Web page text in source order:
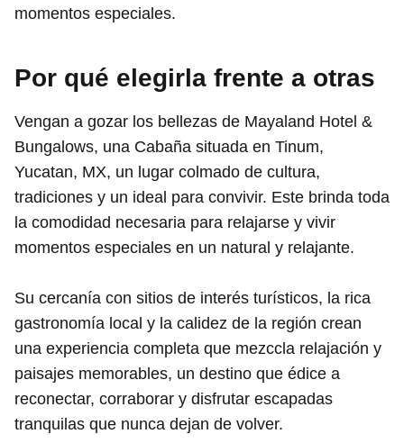
momentos especiales.
Por qué elegirla frente a otras
Vengan a gozar los bellezas de Mayaland Hotel &
Bungalows, una Cabaña situada en Tinum,
Yucatan, MX, un lugar colmado de cultura,
tradiciones y un ideal para convivir. Este brinda toda
la comodidad necesaria para relajarse y vivir
momentos especiales en un natural y relajante.
Su cercanía con sitios de interés turísticos, la rica
gastronomía local y la calidez de la región crean
una experiencia completa que mezccla relajación y
paisajes memorables, un destino que édice a
reconectar, corraborar y disfrutar escapadas
tranquilas que nunca dejan de volver.